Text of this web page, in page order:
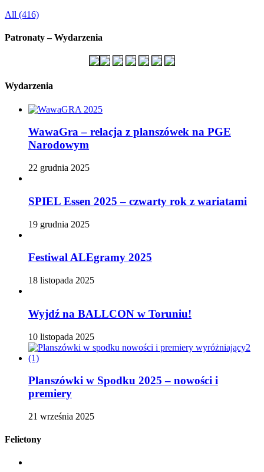
All (416)
Patronaty – Wydarzenia
Wydarzenia
WawaGra – relacja z planszówek na PGE
Narodowym
22 grudnia 2025
SPIEL Essen 2025 – czwarty rok z wariatami
19 grudnia 2025
Festiwal ALEgramy 2025
18 listopada 2025
Wyjdź na BALLCON w Toruniu!
10 listopada 2025
Planszówki w Spodku 2025 – nowości i
premiery
21 września 2025
Felietony